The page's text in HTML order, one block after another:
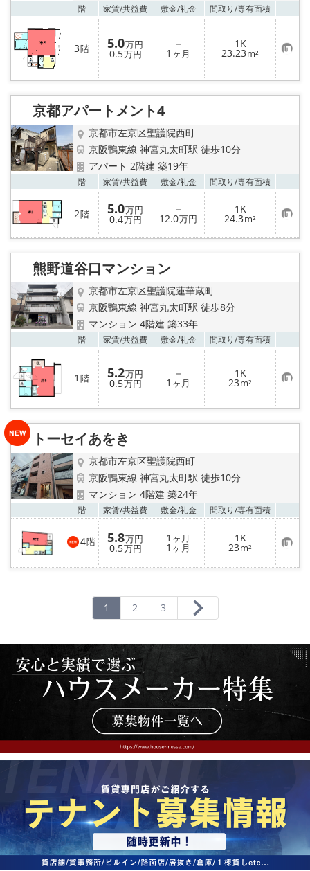
階 家賃/共益費 敷金/礼金 間取り/専有面積
3階 5.0万円
0.5万円
－
1 ヶ月
1K
23.23m² お
気
に
入
京都アパートメント4
京都市左京区聖護院西町
京阪鴨東線 神宮丸太町駅 徒歩10分
アパート 2階建 築19年
階 家賃/共益費 敷金/礼金 間取り/専有面積
2階 5.0万円
0.4万円
－
12.0万円
1K
24.3m² お
気
に
り
熊野道谷口マンション
京都市左京区聖護院蓮華蔵町
京阪鴨東線 神宮丸太町駅 徒歩8分
マンション 4階建 築33年
階 家賃/共益費 敷金/礼金 間取り/専有面積
1 階 5.2万円
0.5万円
－
1 ヶ月
1K
23m² お
気
に
入
り
トーセイあをき
京都市左京区聖護院西町
京阪鴨東線 神宮丸太町駅 徒歩10分
マンション 4階建 築24年
階 家賃/共益費 敷金/礼金 間取り/専有面積
4階 5.8万円
0.5万円
1 ヶ月
1 ヶ月
1K
23m² お
気
に
1 2 3